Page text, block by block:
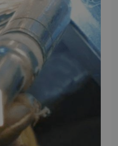
TMP
SHOPS